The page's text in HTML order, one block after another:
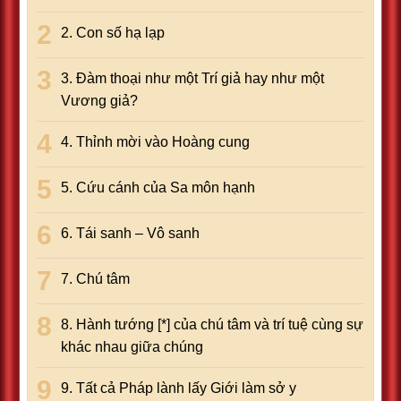
2. Con số hạ lạp
3. Đàm thoại như một Trí giả hay như một
Vương giả?
4. Thỉnh mời vào Hoàng cung
5. Cứu cánh của Sa môn hạnh
6. Tái sanh – Vô sanh
7. Chú tâm
8. Hành tướng [*] của chú tâm và trí tuệ cùng sự
khác nhau giữa chúng
9. Tất cả Pháp lành lấy Giới làm sở y